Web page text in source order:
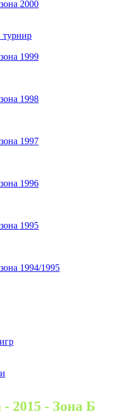
2000
1999
1998
1997
1996
1995
1994/1995
2015 - Зона Б